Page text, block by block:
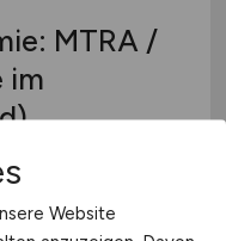
MTRA /
im
München
Website